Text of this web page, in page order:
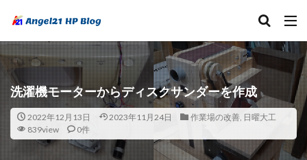
洗濯機モーターからディスクサンダーを作成
2022年12月13日 2023年11月24日 作業場の改善, 日曜大工
839view
0件